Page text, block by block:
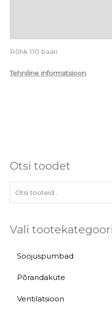
Otsi toodet
iVali
Soojuspumbad
Põrandaküte
Ventilatsioon
Rõhk 110 baari
Tehniline informatsioon